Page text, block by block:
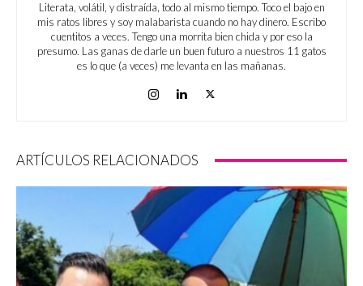
Literata, volátil, y distraída, todo al mismo tiempo. Toco el bajo en
mis ratos libres y soy malabarista cuando no hay dinero. Escribo
cuentitos a veces. Tengo una morrita bien chida y por eso la
presumo. Las ganas de darle un buen futuro a nuestros 11 gatos
es lo que (a veces) me levanta en las mañanas.
ARTÍCULOS RELACIONADOS